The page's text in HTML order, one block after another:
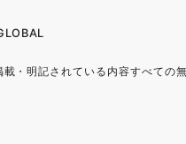
・明記されている内容すべての